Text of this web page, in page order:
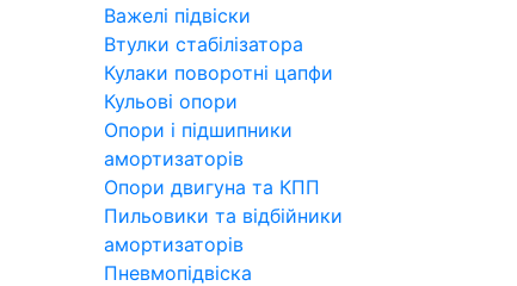
Важелі підвіски
Втулки стабілізатора
Кулаки поворотні цапфи
Кульові опори
Опори і підшипники
амортизаторів
Опори двигуна та КПП
Пильовики та відбійники
амортизаторів
Пневмопідвіска